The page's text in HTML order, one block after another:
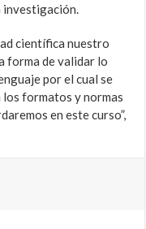
investigación.
científica nuestro
forma de validar lo
por el cual se
formatos y normas
en este curso”,